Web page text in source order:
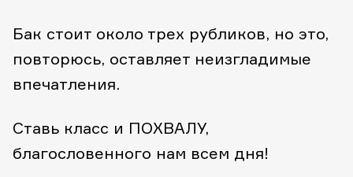
Бак стоит около трех рубликов, но это,
повторюсь, оставляет неизгладимые
впечатления.
Ставь класс и ПОХВАЛУ,
благословенного нам всем дня!